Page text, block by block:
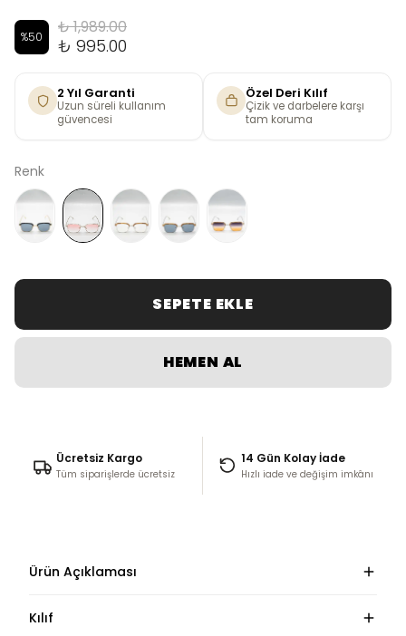
%50 ₺ 1,989.00
₺ 995.00
2 Yıl Garanti
Uzun süreli kullanım
güvencesi
Özel Deri Kılıf
Çizik ve darbelere karşı
tam koruma
Renk
SEPETE EKLE
HEMEN AL
Ücretsiz Kargo
Tüm siparişlerde ücretsiz
14 Gün Kolay İade
Hızlı iade ve değişim imkânı
Ürün Açıklaması
Kılıf